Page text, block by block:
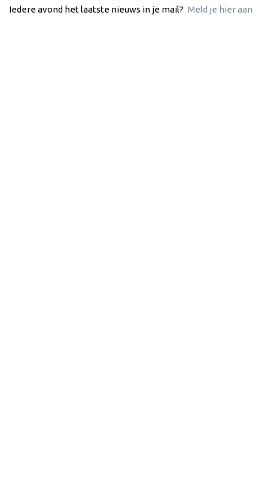
Iedere avond het laatste nieuws in je mail? Meld je hier aan